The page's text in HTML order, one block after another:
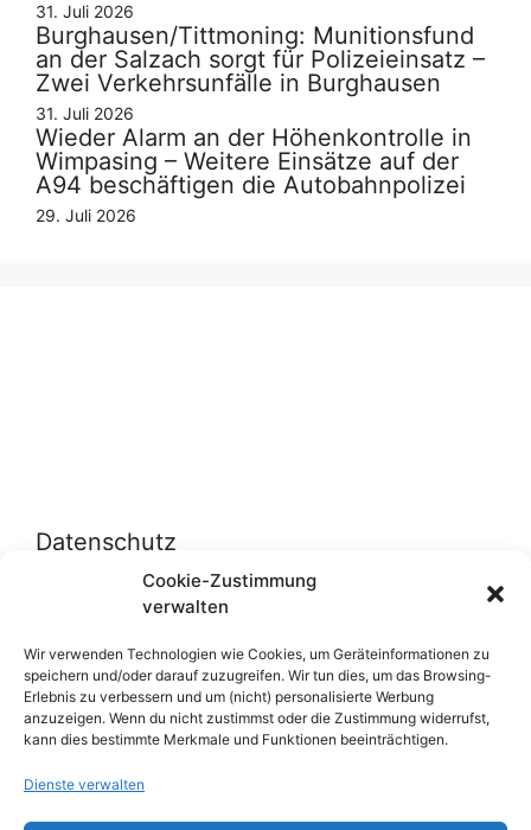
Cookie-Zustimmung
verwalten
Wir verwenden Technologien wie Cookies, um Geräteinformationen zu
speichern und/oder darauf zuzugreifen. Wir tun dies, um das Browsing-
Erlebnis zu verbessern und um (nicht) personalisierte Werbung
anzuzeigen. Wenn du nicht zustimmst oder die Zustimmung widerrufst,
kann dies bestimmte Merkmale und Funktionen beeinträchtigen.
Dienste verwalten
31. Juli 2026
Burghausen/Tittmoning: Munitionsfund
an der Salzach sorgt für Polizeieinsatz –
Zwei Verkehrsunfälle in Burghausen
31. Juli 2026
Wieder Alarm an der Höhenkontrolle in
Wimpasing – Weitere Einsätze auf der
A94 beschäftigen die Autobahnpolizei
29. Juli 2026
Datenschutz
Datenschutzerklärung
Cookie-Richtlinie (EU)
Über uns
Impressum